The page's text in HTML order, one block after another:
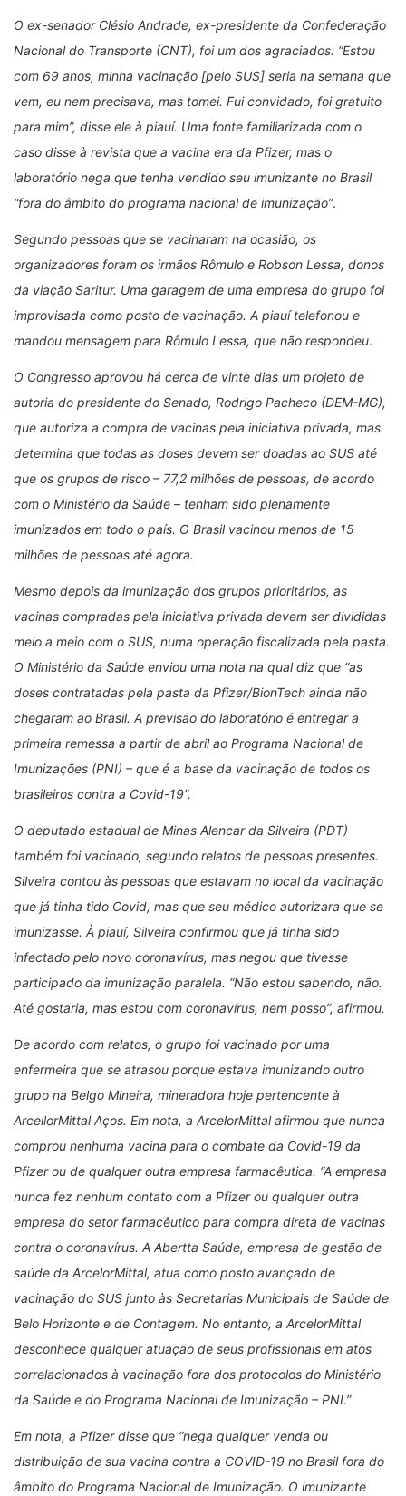
O ex-senador Clésio Andrade, ex-presidente da Confederação
Nacional do Transporte (CNT), foi um dos agraciados. “Estou
com 69 anos, minha vacinação [pelo SUS] seria na semana que
vem, eu nem precisava, mas tomei. Fui convidado, foi gratuito
para mim”, disse ele à piauí. Uma fonte familiarizada com o
caso disse à revista que a vacina era da Pfizer, mas o
laboratório nega que tenha vendido seu imunizante no Brasil
“fora do âmbito do programa nacional de imunização”.
Segundo pessoas que se vacinaram na ocasião, os
organizadores foram os irmãos Rômulo e Robson Lessa, donos
da viação Saritur. Uma garagem de uma empresa do grupo foi
improvisada como posto de vacinação. A piauí telefonou e
mandou mensagem para Rômulo Lessa, que não respondeu.
O Congresso aprovou há cerca de vinte dias um projeto de
autoria do presidente do Senado, Rodrigo Pacheco (DEM-MG),
que autoriza a compra de vacinas pela iniciativa privada, mas
determina que todas as doses devem ser doadas ao SUS até
que os grupos de risco – 77,2 milhões de pessoas, de acordo
com o Ministério da Saúde – tenham sido plenamente
imunizados em todo o país. O Brasil vacinou menos de 15
milhões de pessoas até agora.
Mesmo depois da imunização dos grupos prioritários, as
vacinas compradas pela iniciativa privada devem ser divididas
meio a meio com o SUS, numa operação fiscalizada pela pasta.
O Ministério da Saúde enviou uma nota na qual diz que “as
doses contratadas pela pasta da Pfizer/BionTech ainda não
chegaram ao Brasil. A previsão do laboratório é entregar a
primeira remessa a partir de abril ao Programa Nacional de
Imunizações (PNI) – que é a base da vacinação de todos os
brasileiros contra a Covid-19”.
O deputado estadual de Minas Alencar da Silveira (PDT)
também foi vacinado, segundo relatos de pessoas presentes.
Silveira contou às pessoas que estavam no local da vacinação
que já tinha tido Covid, mas que seu médico autorizara que se
imunizasse. À piauí, Silveira confirmou que já tinha sido
infectado pelo novo coronavírus, mas negou que tivesse
participado da imunização paralela. “Não estou sabendo, não.
Até gostaria, mas estou com coronavírus, nem posso”, afirmou.
De acordo com relatos, o grupo foi vacinado por uma
enfermeira que se atrasou porque estava imunizando outro
grupo na Belgo Mineira, mineradora hoje pertencente à
ArcellorMittal Aços. Em nota, a ArcelorMittal afirmou que nunca
comprou nenhuma vacina para o combate da Covid-19 da
Pfizer ou de qualquer outra empresa farmacêutica. “A empresa
nunca fez nenhum contato com a Pfizer ou qualquer outra
empresa do setor farmacêutico para compra direta de vacinas
contra o coronavírus. A Abertta Saúde, empresa de gestão de
saúde da ArcelorMittal, atua como posto avançado de
vacinação do SUS junto às Secretarias Municipais de Saúde de
Belo Horizonte e de Contagem. No entanto, a ArcelorMittal
desconhece qualquer atuação de seus profissionais em atos
correlacionados à vacinação fora dos protocolos do Ministério
da Saúde e do Programa Nacional de Imunização – PNI.”
Em nota, a Pfizer disse que “nega qualquer venda ou
distribuição de sua vacina contra a COVID-19 no Brasil fora do
âmbito do Programa Nacional de Imunização. O imunizante